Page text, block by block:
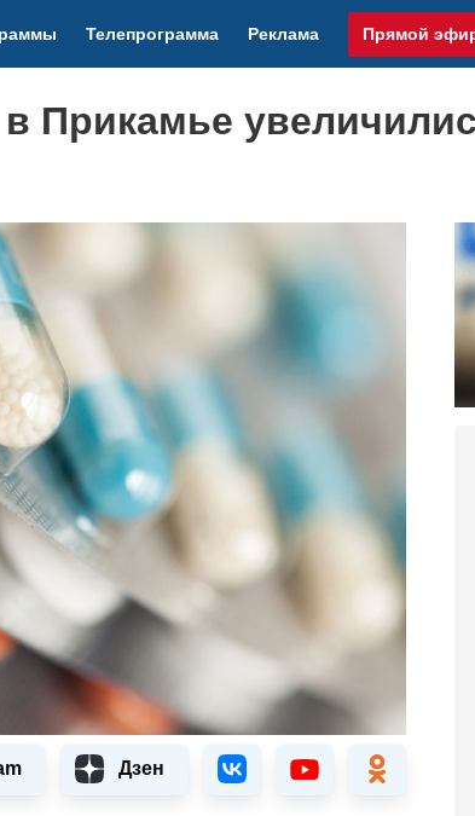
Телепрограмма Реклама Прямой
Прикамье
Дзен